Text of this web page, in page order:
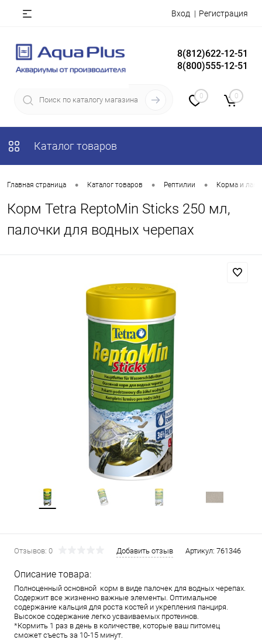
Вход Регистрация
8(812)622-12-51
8(800)555-12-51
0 0
Каталог товаров
Главная страница • Каталог товаров • Рептилии • Корма и
Корм Tetra ReptoMin Sticks 250 мл,
палочки для водных черепах
Отзывов: 0 Добавить отзыв Артикул: 761346
Описание товара:
Полноценный основной корм в виде палочек для водных черепах.
Содержит все жизненно важные элементы. Оптимальное
содержание кальция для роста костей и укрепления панциря.
Высокое содержание легко усваиваемых протеинов.
*Кормить 1 раз в день в количестве, которые ваш питомец
сможет съесть за 10-15 минут.